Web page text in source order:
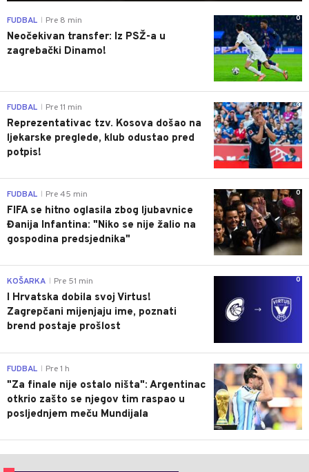
0
FUDBAL Pre 8 min
Neočekivan transfer: Iz PSŽ-a u
zagrebački Dinamo!
0
FUDBAL Pre 11 min
Reprezentativac tzv. Kosova došao na
ljekarske preglede, klub odustao pred
potpis!
0
FUDBAL Pre 45 min
FIFA se hitno oglasila zbog ljubavnice
Đanija Infantina: "Niko se nije žalio na
gospodina predsjednika"
0
KOŠARKA Pre 51 min
I Hrvatska dobila svoj Virtus!
Zagrepčani mijenjaju ime, poznati
brend postaje prošlost
0
FUDBAL Pre 1 h
"Za finale nije ostalo ništa": Argentinac
otkrio zašto se njegov tim raspao u
posljednjem meču Mundijala